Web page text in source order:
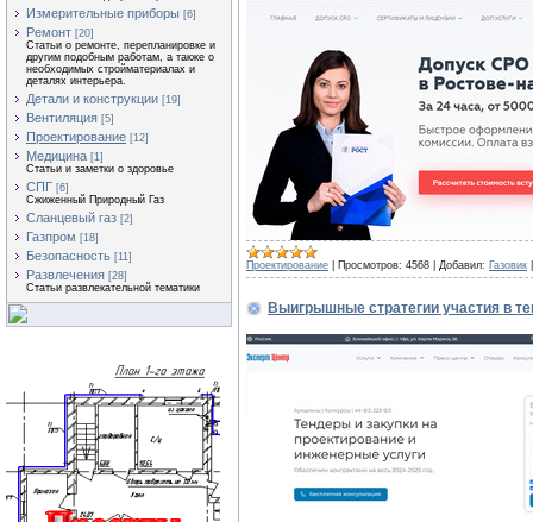
Измерительные приборы [6]
Ремонт [20]
Статьи о ремонте, перепланировке и
другим подобным работам, а также о
необходимых стройматериалах и
деталях интерьера.
Детали и конструкции [19]
Вентиляция [5]
Проектирование [12]
Медицина [1]
Статьи и заметки о здоровье
СПГ [6]
Сжиженный Природный Газ
Сланцевый газ [2]
Газпром [18]
Безопасность [11]
Развлечения [28]
Статьи развлекательной тематики
Проектирование Просмотров: 4568 Добавил: Газовик
Выигрышные стратегии участия в